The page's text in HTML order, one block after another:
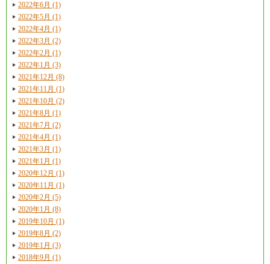
2022年6月 (1)
2022年5月 (1)
2022年4月 (1)
2022年3月 (2)
2022年2月 (1)
2022年1月 (3)
2021年12月 (8)
2021年11月 (1)
2021年10月 (2)
2021年8月 (1)
2021年7月 (2)
2021年4月 (1)
2021年3月 (1)
2021年1月 (1)
2020年12月 (1)
2020年11月 (1)
2020年2月 (5)
2020年1月 (8)
2019年10月 (1)
2019年8月 (2)
2019年1月 (3)
2018年9月 (1)